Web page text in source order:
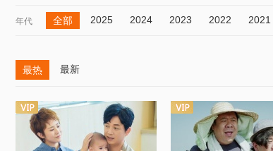
年代 全部 2025 2024 2023 2022 2021
最热 最新